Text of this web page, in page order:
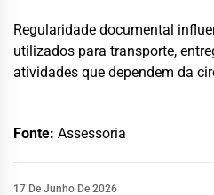
Regularidade documental
utilizados para transporte,
atividades que dependem da
Fonte: Assessoria
17 De Junho De 2026